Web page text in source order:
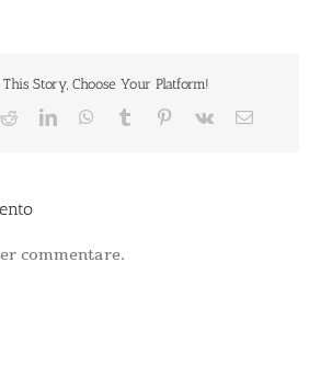
This Story, Choose Your Platform!
RedditLinkedInWhatsApp
Tumblr Pinterest
Vk Email
commentare.